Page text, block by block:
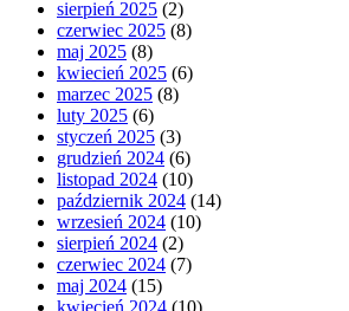
sierpień 2025 (2)
czerwiec 2025 (8)
maj 2025 (8)
kwiecień 2025 (6)
marzec 2025 (8)
luty 2025 (6)
styczeń 2025 (3)
grudzień 2024 (6)
listopad 2024 (10)
październik 2024 (14)
wrzesień 2024 (10)
sierpień 2024 (2)
czerwiec 2024 (7)
maj 2024 (15)